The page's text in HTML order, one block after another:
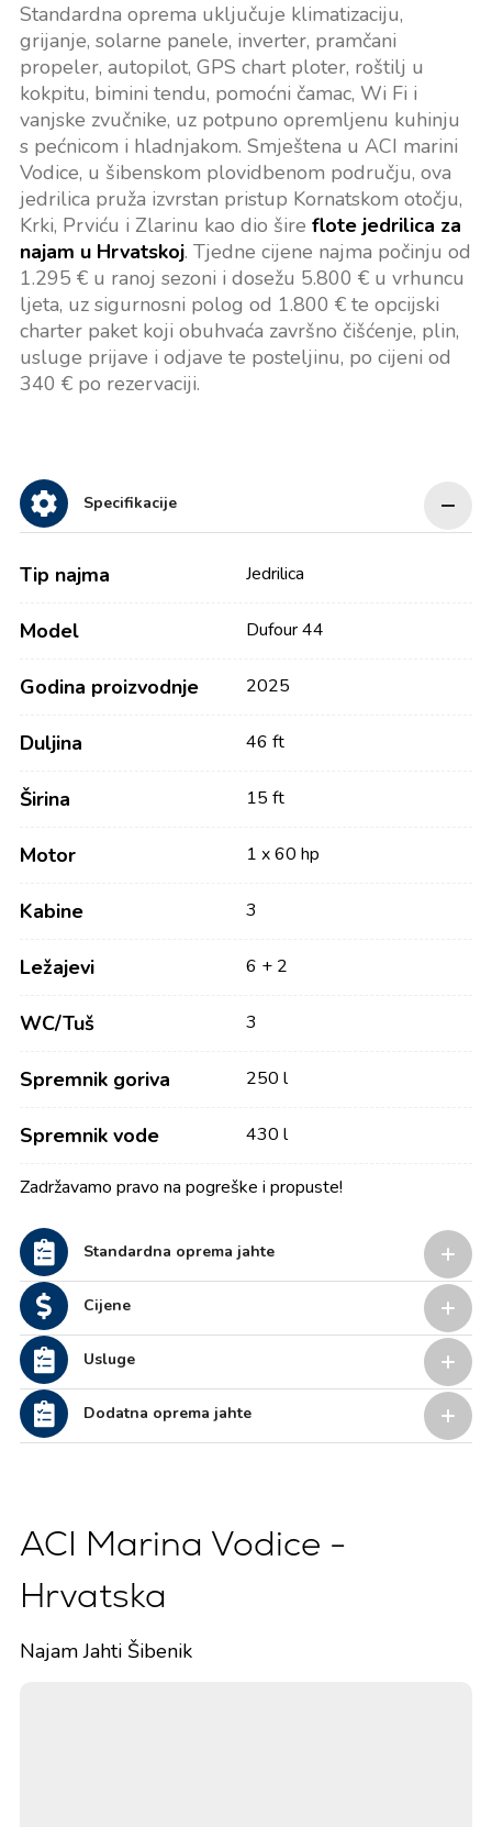
Standardna oprema uključuje klimatizaciju,
grijanje, solarne panele, inverter, pramčani
propeler, autopilot, GPS chart ploter, roštilj u
kokpitu, bimini tendu, pomoćni čamac, Wi Fi i
vanjske zvučnike, uz potpuno opremljenu kuhinju
s pećnicom i hladnjakom. Smještena u ACI marini
Vodice, u šibenskom plovidbenom području, ova
jedrilica pruža izvrstan pristup Kornatskom otočju,
Krki, Prviću i Zlarinu kao dio šire flote jedrilica za
najam u Hrvatskoj. Tjedne cijene najma počinju od
1.295 € u ranoj sezoni i dosežu 5.800 € u vrhuncu
ljeta, uz sigurnosni polog od 1.800 € te opcijski
charter paket koji obuhvaća završno čišćenje, plin,
usluge prijave i odjave te posteljinu, po cijeni od
340 € po rezervaciji.
Specifikacije
Tip najma Jedrilica
Model Dufour 44
Godina proizvodnje 2025
Duljina 46 ft
Širina 15 ft
Motor 1 x 60 hp
Kabine 3
Ležajevi 6 + 2
WC/Tuš 3
Spremnik goriva 250 l
Spremnik vode 430 l
Zadržavamo pravo na pogreške i propuste!
Standardna oprema jahte
Cijene
Usluge
Dodatna oprema jahte
ACI Marina Vodice -
Hrvatska
Najam Jahti Šibenik